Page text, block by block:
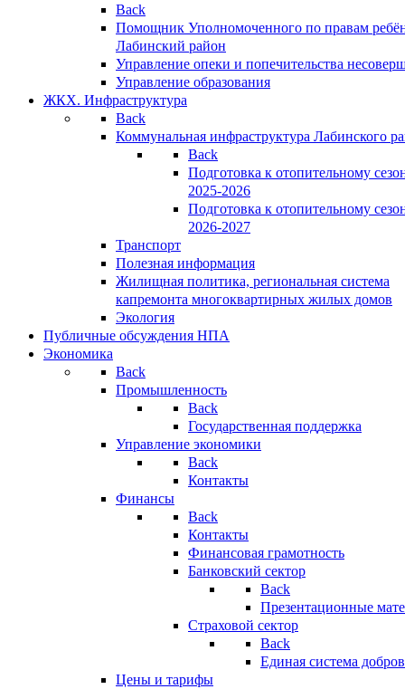
Back
Помощник Уполномоченного по правам
Лабинский район
Управление опеки и попечительства
Управление образования
ЖКХ. Инфраструктура
Back
Коммунальная инфраструктура Лабинского
Back
Подготовка к отопительному
2025-2026
Подготовка к отопительному
2026-2027
Транспорт
Полезная информация
Жилищная политика, региональная система
капремонта многоквартирных жилых домов
Экология
Публичные обсуждения НПА
Экономика
Back
Промышленность
Back
Государственная поддержка
Управление экономики
Back
Контакты
Финансы
Back
Контакты
Финансовая грамотность
Банковский сектор
Back
Презентационные
Страховой сектор
Back
Единая система
Цены и тарифы